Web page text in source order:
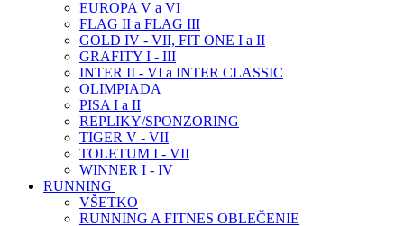
EUROPA V a VI
FLAG II a FLAG III
GOLD IV - VII, FIT ONE I a II
GRAFITY I - III
INTER II - VI a INTER CLASSIC
OLIMPIADA
PISA I a II
REPLIKY/SPONZORING
TIGER V - VII
TOLETUM I - VII
WINNER I - IV
RUNNING
VŠETKO
RUNNING A FITNES OBLEČENIE